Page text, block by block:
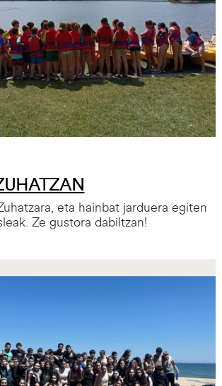
eta hainbat jarduera egiten
Ze gustora dabiltzan!